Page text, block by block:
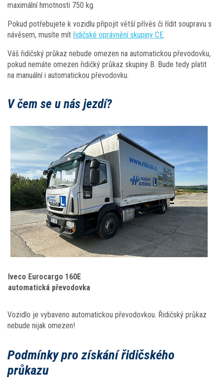
maximální hmotnosti 750 kg.
Pokud potřebujete k vozidlu připojit větší přívěs či řídit soupravu s
návěsem, musíte mít řidičské oprávnění skupiny CE.
Váš řidičský průkaz nebude omezen na automatickou převodovku,
pokud nemáte omezen řidičký průkaz skupiny B. Bude tedy platit
na manuální i automatickou převodovku.
V čem se u nás jezdí?
Iveco Eurocargo 160E
automatická převodovka
Vozidlo je vybaveno automatickou převodovkou. Řidičský průkaz
nebude nijak omezen!
Podmínky pro získání řidičského
průkazu